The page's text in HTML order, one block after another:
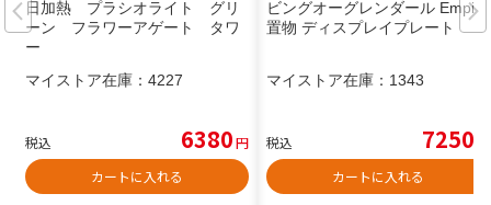
日加熱 プラシオライト グリ
ーン フラワーアゲート タワ
ー
マイストア在庫： 4227
税込 6380円
カートに入れる
ビングオーグレンダール Empire
置物 ディスプレイプレート
マイストア在庫： 1343
税込 7250
カートに入れる